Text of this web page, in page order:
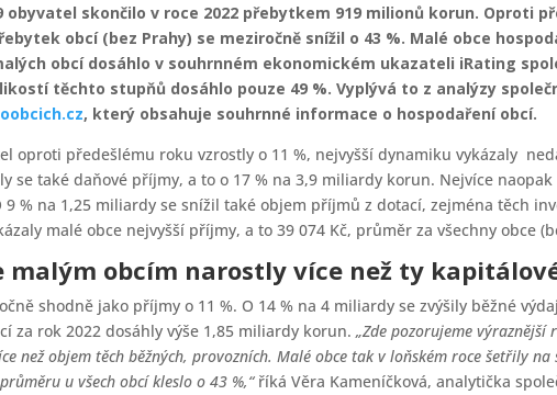
obyvatel skončilo v roce 2022 přebytkem 919 milionů korun. Oproti
obcí (bez Prahy) se meziročně snížil o 43 %. Malé obce
obcí dosáhlo v souhrnném ekonomickém ukazateli iRating
těchto stupňů dosáhlo pouze 49 %. Vyplývá to z analýzy
, který obsahuje souhrnné informace o hospodaření obcí.
oproti předešlému roku vzrostly o 11 %, nejvyšší dynamiku vykázaly
se také daňové příjmy, a to o 17 % na 3,9 miliardy korun. Nejvíce
% na 1,25 miliardy se snížil také objem příjmů z dotací, zejména těch
malé obce nejvyšší příjmy, a to 39 074 Kč, průměr za všechny obce
malým obcím narostly více než ty
shodně jako příjmy o 11 %. O 14 % na 4 miliardy se zvýšily běžné
za rok 2022 dosáhly výše 1,85 miliardy korun.„Zde pozorujeme
než objem těch běžných, provozních. Malé obce tak v loňském roce šetřily
u všech obcí kleslo o 43 %,“ říká Věra Kameníčková, analytička